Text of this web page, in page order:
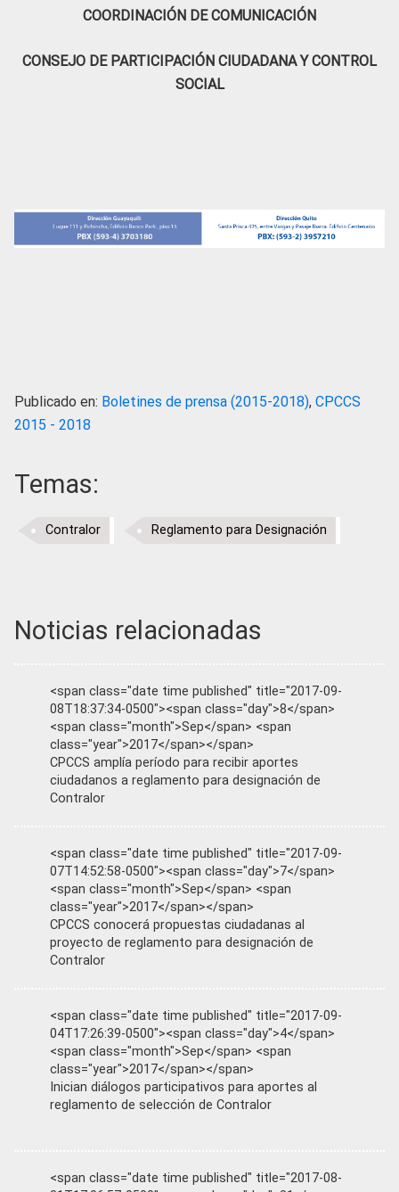
COORDINACIÓN DE COMUNICACIÓN
CONSEJO DE PARTICIPACIÓN CIUDADANA Y CONTROL
SOCIAL
Publicado en: Boletines de prensa (2015-2018), CPCCS
2015 - 2018
Temas:
Contralor Reglamento para Designación
Noticias relacionadas
<span class="date time published" title="2017-09-
08T18:37:34-0500"><span class="day">8</span>
<span class="month">Sep</span> <span
class="year">2017</span></span>
CPCCS amplía período para recibir aportes
ciudadanos a reglamento para designación de
Contralor
<span class="date time published" title="2017-09-
07T14:52:58-0500"><span class="day">7</span>
<span class="month">Sep</span> <span
class="year">2017</span></span>
CPCCS conocerá propuestas ciudadanas al
proyecto de reglamento para designación de
Contralor
<span class="date time published" title="2017-09-
04T17:26:39-0500"><span class="day">4</span>
<span class="month">Sep</span> <span
class="year">2017</span></span>
Inician diálogos participativos para aportes al
reglamento de selección de Contralor
<span class="date time published" title="2017-08-